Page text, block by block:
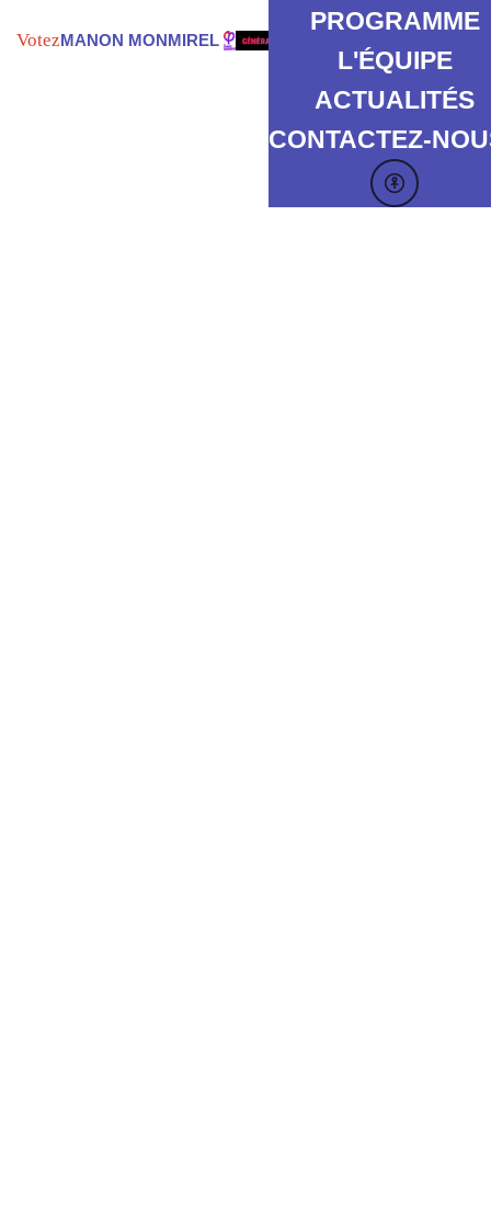
VotezMANON MONMIREL
PROGRAMME
L'ÉQUIPE
ACTUALITÉS
CONTACTEZ-